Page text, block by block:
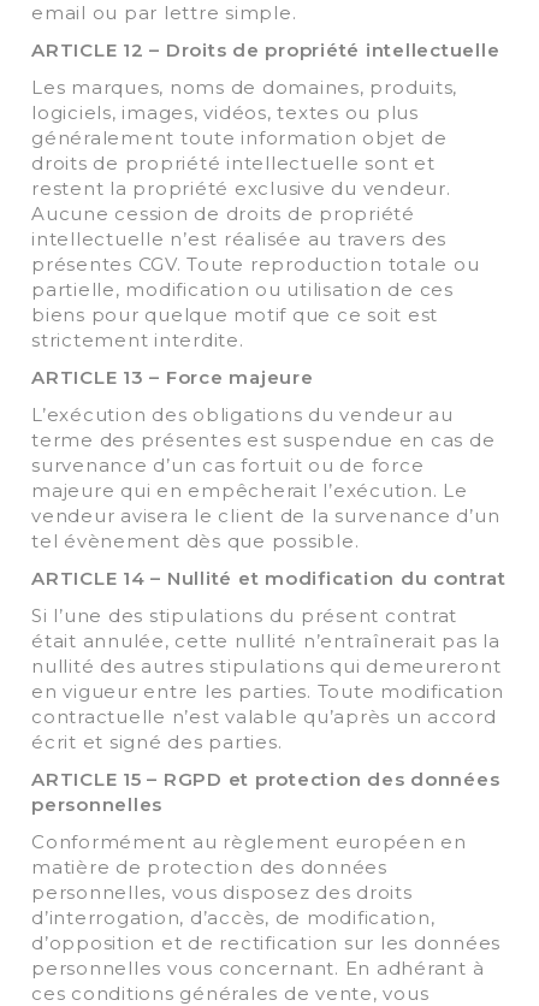
email ou par lettre simple.
ARTICLE 12 – Droits de propriété intellectuelle
Les marques, noms de domaines, produits,
logiciels, images, vidéos, textes ou plus
généralement toute information objet de
droits de propriété intellectuelle sont et
restent la propriété exclusive du vendeur.
Aucune cession de droits de propriété
intellectuelle n’est réalisée au travers des
présentes CGV. Toute reproduction totale ou
partielle, modification ou utilisation de ces
biens pour quelque motif que ce soit est
strictement interdite.
ARTICLE 13 – Force majeure
L’exécution des obligations du vendeur au
terme des présentes est suspendue en cas de
survenance d’un cas fortuit ou de force
majeure qui en empêcherait l’exécution. Le
vendeur avisera le client de la survenance d’un
tel évènement dès que possible.
ARTICLE 14 – Nullité et modification du contrat
Si l’une des stipulations du présent contrat
était annulée, cette nullité n’entraînerait pas la
nullité des autres stipulations qui demeureront
en vigueur entre les parties. Toute modification
contractuelle n’est valable qu’après un accord
écrit et signé des parties.
ARTICLE 15 – RGPD et protection des données
personnelles
Conformément au règlement européen en
matière de protection des données
personnelles, vous disposez des droits
d’interrogation, d’accès, de modification,
d’opposition et de rectification sur les données
personnelles vous concernant. En adhérant à
ces conditions générales de vente, vous